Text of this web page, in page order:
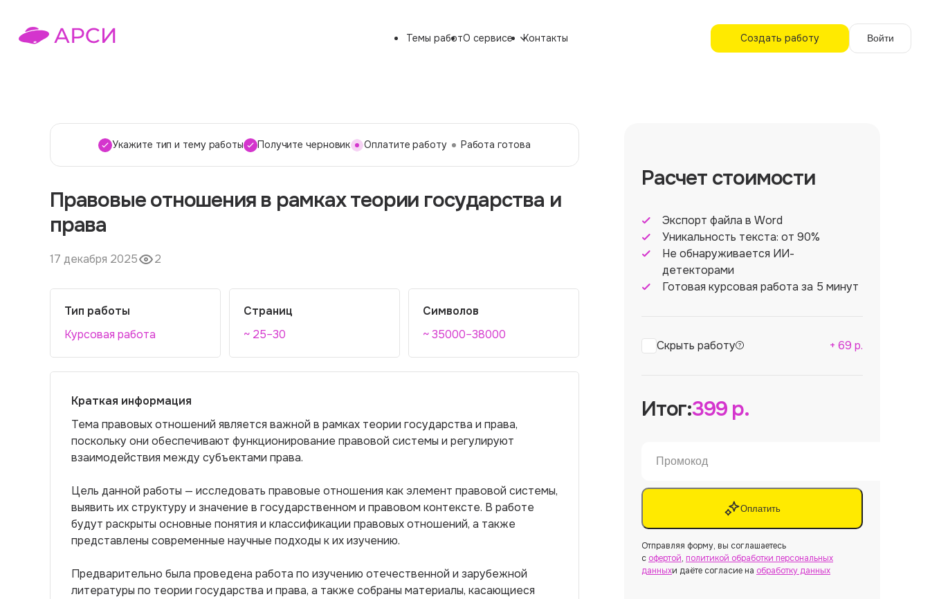
Темы работО сервисе Контакты Создать работу Войти
Укажите тип и тему работы Получите черновик Оплатите работу Работа готова
Правовые отношения в рамках теории государства и
права
17 декабря 2025 2
Тип работы
Курсовая работа
Страниц
~ 25–30
Символов
~ 35000–38000
Краткая информация
Тема правовых отношений является важной в рамках теории государства и права,
поскольку они обеспечивают функционирование правовой системы и регулируют
взаимодействия между субъектами права.
Цель данной работы — исследовать правовые отношения как элемент правовой системы,
выявить их структуру и значение в государственном и правовом контексте. В работе
будут раскрыты основные понятия и классификации правовых отношений, а также
представлены современные научные подходы к их изучению.
Предварительно была проведена работа по изучению отечественной и зарубежной
литературы по теории государства и права, а также собраны материалы, касающиеся
Расчет стоимости
Экспорт файла в Word
Уникальность текста: от 90%
Не обнаруживается ИИ-
детекторами
Готовая курсовая работа за 5 минут
Скрыть работу + 69 р.
Итог:399р.
Оплатить
Отправляя форму, вы соглашаетесь
с офертой, политикой обработки персональных
данныхи даёте согласие на обработку данных